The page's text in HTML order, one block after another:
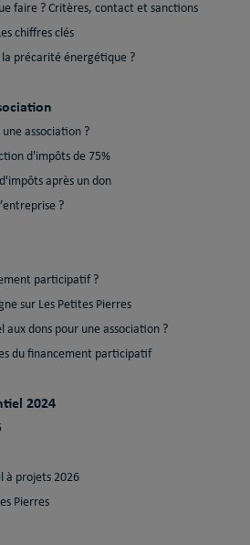
faire ? Critères, contact et sanctions
chiffres clés
précarité énergétique ?
association ?
d'impôts de 75%
après un don
?
participatif ?
sur Les Petites Pierres
aux dons pour une association ?
du financement participatif
2024
à projets 2026
Pierres